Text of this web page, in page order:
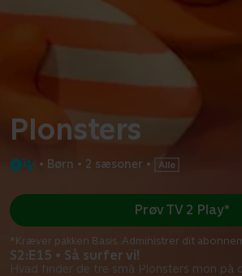
Plonsters
• Børn • 2 sæsoner •
S2:E15 • Så surfer vi!
Hvad finder de tre små Plonsters mon på
Prøv TV 2 Play*
*Kræver pakken Basis. Administrer dit